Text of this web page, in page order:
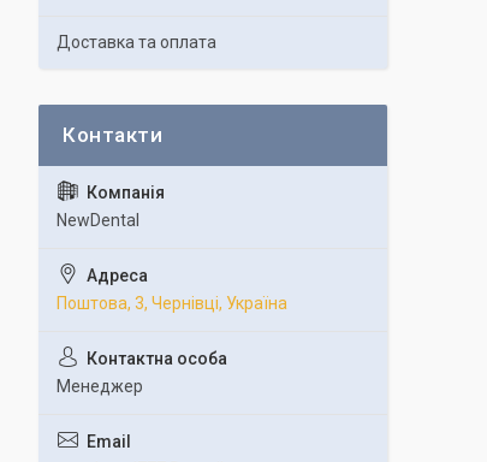
Доставка та оплата
NewDental
Поштова, 3, Чернівці, Україна
Менеджер